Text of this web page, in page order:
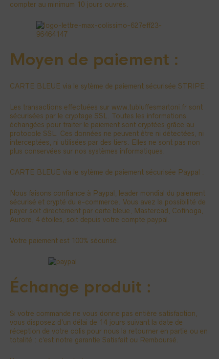
compter au minimum 10 jours ouvrés.
Moyen de paiement :
CARTE BLEUE via le sytème de paiement sécurisée STRIPE :
Les transactions effectuées sur www.tubluffesmartoni.fr sont
sécurisées par le cryptage SSL. Toutes les informations
échangées pour traiter le paiement sont cryptées grâce au
protocole SSL. Ces données ne peuvent être ni détectées, ni
interceptées, ni utilisées par des tiers. Elles ne sont pas non
plus conservées sur nos systèmes informatiques.
CARTE BLEUE via le sytème de paiement sécurisée Paypal :
Nous faisons confiance à Paypal, leader mondial du paiement
sécurisé et crypté du e-commerce. Vous avez la possibilité de
payer soit directement par carte bleue, Mastercad, Cofinoga,
Aurore, 4 étoiles, soit depuis votre compte paypal.
Votre paiement est 100% sécurisé.
Échange produit :
Si votre commande ne vous donne pas entière satisfaction,
vous disposez d’un délai de 14 jours suivant la date de
réception de votre colis pour nous la retourner en partie ou en
totalité : c’est notre garantie Satisfait ou Remboursé.